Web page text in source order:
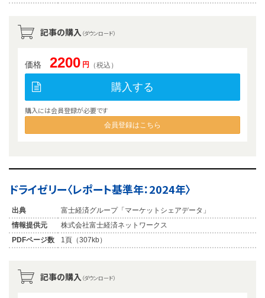
記事の購入 （ダウンロード）
価格 2200 円 （税込）
購入する
購入には会員登録が必要です
会員登録はこちら
ドライゼリー〈レポート基準年：2024年〉
出典
富士経済グループ「マーケットシェアデータ」
情報提供元
株式会社富士経済ネットワークス
PDFページ数
1頁（307kb）
記事の購入 （ダウンロード）